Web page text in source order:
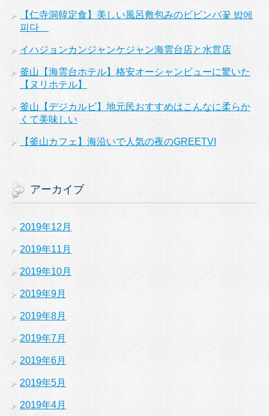
【仁寺洞韓定食】美しい風呂敷包みのビビンバ꽃 밥에
피다
イハジョンカンジャンケジャン海雲台店と水営店
釜山【海雲台ホテル】格安オーシャンビューに驚いた
【ヌリホテル】
釜山【デジカルビ】地元民おすすめはこんなに柔らか
くて美味しい
【釜山カフェ】海沿いで人気の夜のGREETVI
アーカイブ
2019年12月
2019年11月
2019年10月
2019年9月
2019年8月
2019年7月
2019年6月
2019年5月
2019年4月